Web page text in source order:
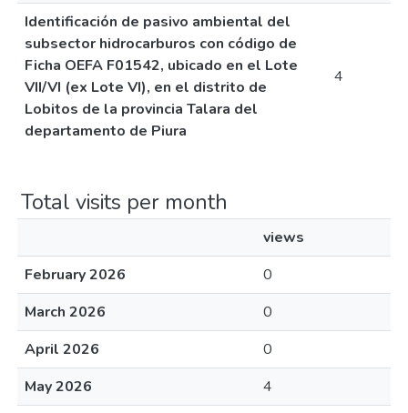
Identificación de pasivo ambiental del
subsector hidrocarburos con código de
Ficha OEFA F01542, ubicado en el Lote
VII/VI (ex Lote VI), en el distrito de
Lobitos de la provincia Talara del
departamento de Piura
4
Total visits per month
views
February 2026
0
March 2026
0
April 2026
0
May 2026
4